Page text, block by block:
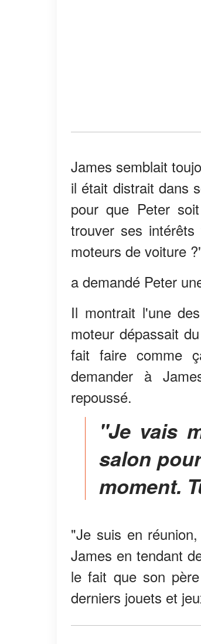
James semblait
il était distrait dans
pour que Peter
trouver ses
moteurs de voiture
a demandé Peter
Il montrait l'une
moteur dépassait
fait faire comme
demander à
repoussé.
"Je vais m'assurer que Peter reste dans le
salon
moment.
"Je suis en
James en tendant
le fait que son
derniers jouets et